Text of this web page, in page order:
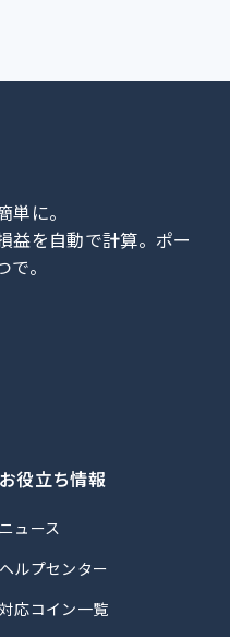
に。
を自動で計算。 ポー
。
お役立ち情報
ニュース
ヘルプセンター
対応コイン一覧